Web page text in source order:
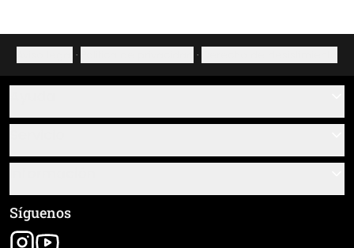
· ·
Sobre nosotros
Resumen de materiales
Seguimiento de envío
Términos y condiciones generales (CGC)
Aviso legal
Síguenos